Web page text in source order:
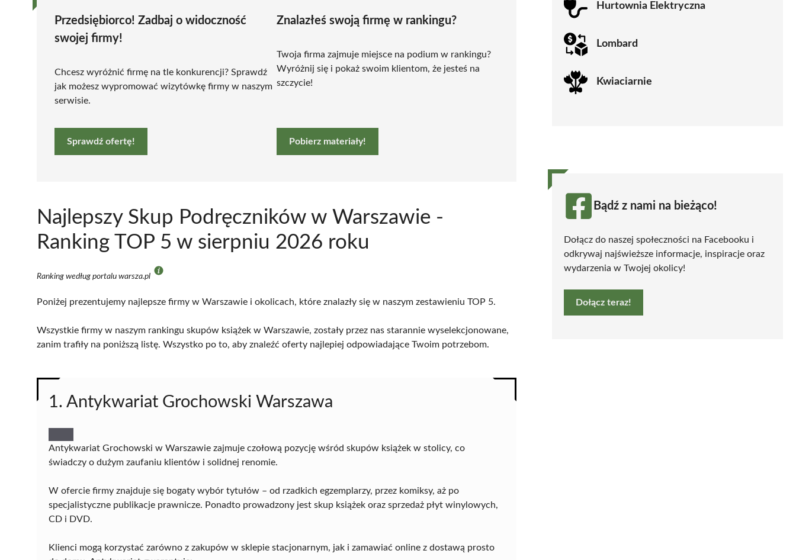
Przedsiębiorco! Zadbaj o widoczność
swojej firmy!
Chcesz wyróżnić firmę na tle konkurencji? Sprawdź
jak możesz wypromować wizytówkę firmy w naszym
serwisie.
Sprawdź ofertę!
Znalazłeś swoją firmę w rankingu?
Twoja firma zajmuje miejsce na podium w rankingu?
Wyróżnij się i pokaż swoim klientom, że jesteś na
szczycie!
Pobierz materiały!
Najlepszy Skup Podręczników w Warszawie -
Ranking TOP 5 w sierpniu 2026 roku
Ranking według portalu warsza.pl
Poniżej prezentujemy najlepsze firmy w Warszawie i okolicach, które znalazły się w naszym zestawieniu TOP 5.
Wszystkie firmy w naszym rankingu skupów książek w Warszawie, zostały przez nas starannie wyselekcjonowane,
zanim trafiły na poniższą listę. Wszystko po to, aby znaleźć oferty najlepiej odpowiadające Twoim potrzebom.
1. Antykwariat Grochowski Warszawa
Antykwariat Grochowski w Warszawie zajmuje czołową pozycję wśród skupów książek w stolicy, co
świadczy o dużym zaufaniu klientów i solidnej renomie.
W ofercie firmy znajduje się bogaty wybór tytułów – od rzadkich egzemplarzy, przez komiksy, aż po
specjalistyczne publikacje prawnicze. Ponadto prowadzony jest skup książek oraz sprzedaż płyt winylowych,
CD i DVD.
Klienci mogą korzystać zarówno z zakupów w sklepie stacjonarnym, jak i zamawiać online z dostawą prosto
Hurtownia Elektryczna
Lombard
Kwiaciarnie
Bądź z nami na bieżąco!
Dołącz do naszej społeczności na Facebooku i
odkrywaj najświeższe informacje, inspiracje oraz
wydarzenia w Twojej okolicy!
Dołącz teraz!